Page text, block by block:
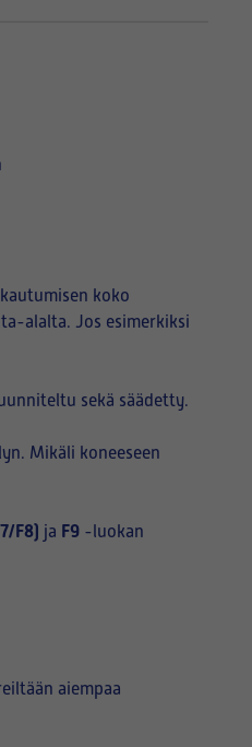
koko
alalta. Jos esimerkiksi
sekä säädetty.
Mikäli koneeseen
F8) ja F9 -luokan
aiempaa